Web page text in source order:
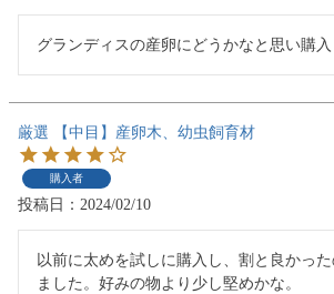
グランディスの産卵にどうかなと思い購入
厳選 【中目】産卵木、幼虫飼育材
購入者
投稿日 2024/02/10
以前に太めを試しに購入し、割と良かっ
ました。好みの物より少し堅めかな。